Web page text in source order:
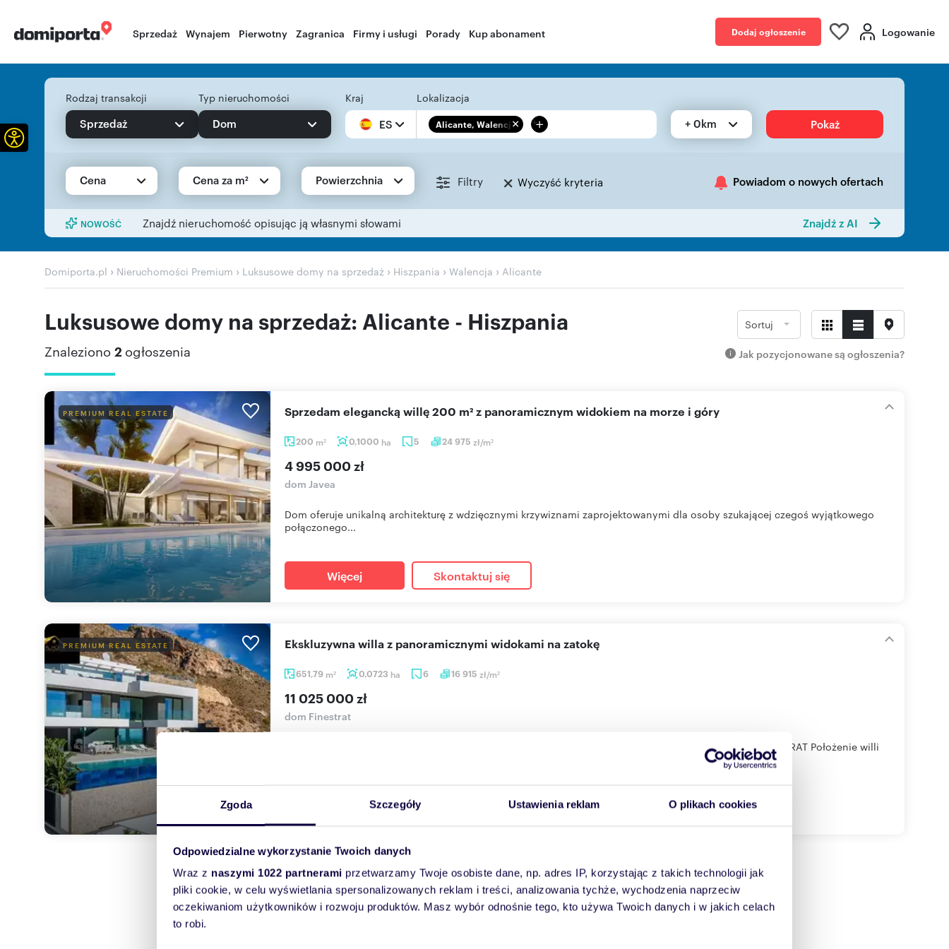
Zgoda Szczegóły Ustawienia reklam O plikach cookies
Odpowiedzialne wykorzystanie Twoich danych
Wraz z naszymi 1022 partnerami przetwarzamy Twoje osobiste dane, np. adres IP, korzystając z takich technologii jak
pliki cookie, w celu wyświetlania spersonalizowanych reklam i treści, analizowania tychże, wychodzenia naprzeciw
oczekiwaniom użytkowników i rozwoju produktów. Masz wybór odnośnie tego, kto używa Twoich danych i w jakich celach
to robi.
Sprzedaż Wynajem Pierwotny Zagranica Firmy i usługi Porady Kup abonament Dodaj ogłoszenie Logowanie
Rodzaj transakcji
Sprzedaż
Typ nieruchomości
Dom
Kraj
ES
Lokalizacja
Alicante, Walencja + + 0km Pokaż
Cena Cena za m² Powierzchnia Filtry Wyczyść kryteria Powiadom o nowych ofertach
NOWOŚĆ Znajdź nieruchomość opisując ją własnymi słowami Znajdź z AI
Domiporta.pl › Nieruchomości Premium › Luksusowe domy na sprzedaż › Hiszpania › Walencja › Alicante
Luksusowe domy na sprzedaż: Alicante - Hiszpania
Znaleziono 2 ogłoszenia
Sortuj
Jak pozycjonowane są ogłoszenia?
PREMIUM REAL ESTATE
200 m2 0,1000 ha 5 24 975 zł/m2
Sprzedam elegancką willę 200 m² z panoramicznym widokiem na morze i góry
4 995 000 zł
dom Javea
Dom oferuje unikalną architekturę z wdzięcznymi krzywiznami zaprojektowanymi dla osoby szukającej czegoś wyjątkowego
połączonego...
Więcej Skontaktuj się
PREMIUM REAL ESTATE
651,79 m2 0,0723 ha 6 16 915 zł/m2
Ekskluzywna willa z panoramicznymi widokami na zatokę
11 025 000 zł
dom Finestrat
Nowy projekt 3 ostatnich ekskluzywnych i niezależnych willi, w najlepszej dzielnicy Sierra Cortina, FINESTRAT Położenie willi
Skontaktuj się
Pomocne linki
Otwórz pasek narzędzi